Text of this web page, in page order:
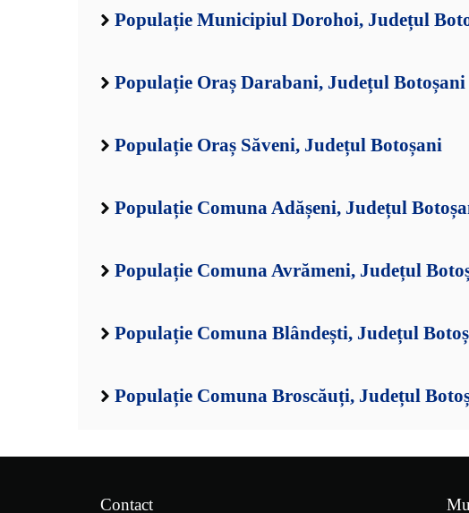
Populație Municipiul Dorohoi, Județul
Populație Oraș Darabani, Județul Botoșani
Populație Oraș Săveni, Județul Botoșani
Populație Comuna Adășeni, Județul
Populație Comuna Avrămeni, Județul
Populație Comuna Blândești, Județul
Populație Comuna Broscăuți, Județul
Contact